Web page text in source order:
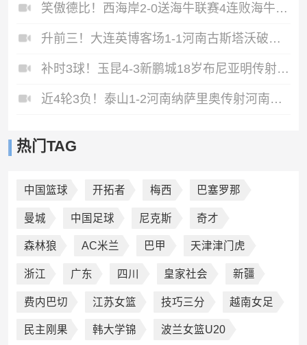
笑傲德比！西海岸2-0送海牛联赛4连败海牛仍垫底西海岸升至第二
升前三！大连英博客场1-1河南古斯塔沃破门19岁杨铭锐替补扳平
补时3球！玉昆4-3新鹏城18岁布尼亚明传射侯永永乌龙卡约绝杀
近4轮3负！泰山1-2河南纳萨里奥传射河南终结17年客场不胜泰山
热门TAG
中国篮球 开拓者 梅西 巴塞罗那
曼城 中国足球 尼克斯 奇才
森林狼 AC米兰 巴甲 天津津门虎
浙江 广东 四川 皇家社会 新疆
费内巴切 江苏女篮 技巧三分 越南女足
民主刚果 韩大学锦 波兰女篮U20